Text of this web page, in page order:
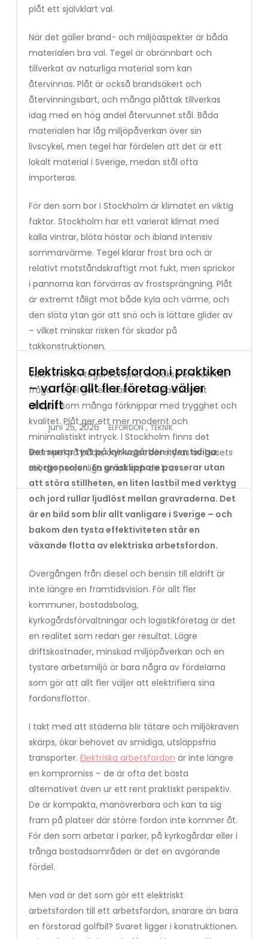
plåt ett självklart val.
När det gäller brand- och miljöaspekter är båda
materialen bra val. Tegel är obrännbart och
tillverkat av naturliga material som kan
återvinnas. Plåt är också brandsäkert och
återvinningsbart, och många plåttak tillverkas
idag med en hög andel återvunnet stål. Båda
materialen har låg miljöpåverkan över sin
livscykel, men tegel har fördelen att det är ett
lokalt material i Sverige, medan stål ofta
importeras.
För den som bor i Stockholm är klimatet en viktig
faktor. Stockholm har ett varierat klimat med
kalla vintrar, blöta höstar och ibland intensiv
sommarvärme. Tegel klarar frost bra och är
relativt motståndskraftigt mot fukt, men sprickor
i pannorna kan förvärras av frostsprängning. Plåt
är extremt tåligt mot både kyla och värme, och
den släta ytan gör att snö och is lättare glider av
– vilket minskar risken för skador på
takkonstruktionen.
Valet mellan tegel och plåt är också en estetisk
fråga. Tegel ger ett varmt och traditionellt
uttryck som många förknippar med trygghet och
kvalitet. Plåt ger ett mer modernt och
minimalistiskt intryck. I Stockholm finns det
exempel på båda, och valet bör styras av husets
stil, din personliga smak och de krav …
Elektriska arbetsfordon i praktiken
– varför allt fler företag väljer
eldrift
ELFORDON,TEKNIK
Det surrar tyst på kyrkogården i den tidiga
morgonsolen. En gräsklippare passerar utan
att störa stillheten, en liten lastbil med verktyg
och jord rullar ljudlöst mellan gravraderna. Det
är en bild som blir allt vanligare i Sverige – och
bakom den tysta effektiviteten står en
växande flotta av elektriska arbetsfordon.
Övergången från diesel och bensin till eldrift är
inte längre en framtidsvision. För allt fler
kommuner, bostadsbolag,
kyrkogårdsförvaltningar och logistikföretag är det
en realitet som redan ger resultat. Lägre
driftskostnader, minskad miljöpåverkan och en
tystare arbetsmiljö är bara några av fördelarna
som gör att allt fler väljer att elektrifiera sina
fordonsflottor.
I takt med att städerna blir tätare och miljökraven
skärps, ökar behovet av smidiga, utsläppsfria
transporter.Elektriska arbetsfordon är inte längre
en kompromiss – de är ofta det bästa
alternativet även ur ett rent praktiskt perspektiv.
De är kompakta, manövrerbara och kan ta sig
fram på platser där större fordon inte kommer åt.
För den som arbetar i parker, på kyrkogårdar eller i
trånga bostadsområden är det en avgörande
fördel.
Men vad är det som gör ett elektriskt
arbetsfordon till ett arbetsfordon, snarare än bara
en förstorad golfbil? Svaret ligger i konstruktionen.